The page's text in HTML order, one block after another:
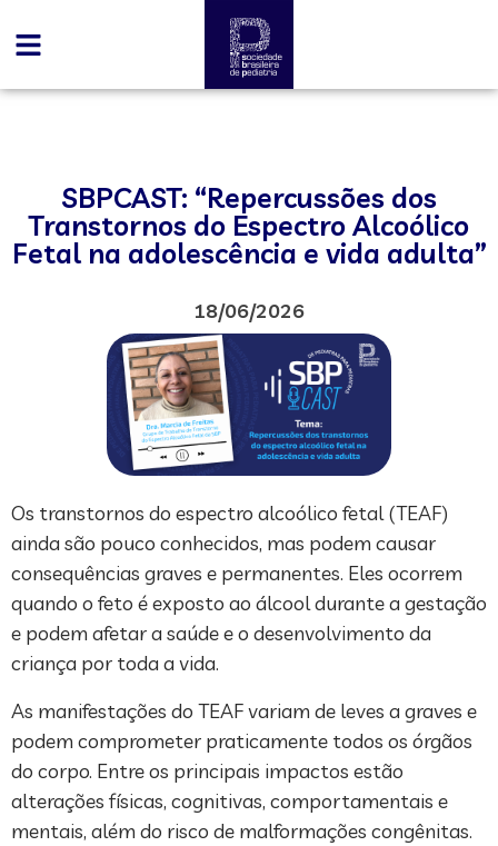
SBPCAST: “Repercussões dos
Transtornos do Espectro Alcoólico
Fetal na adolescência e vida adulta”
18/06/2026
Os transtornos do espectro alcoólico fetal (TEAF)
ainda são pouco conhecidos, mas podem causar
consequências graves e permanentes. Eles ocorrem
quando o feto é exposto ao álcool durante a gestação
e podem afetar a saúde e o desenvolvimento da
criança por toda a vida.
As manifestações do TEAF variam de leves a graves e
podem comprometer praticamente todos os órgãos
do corpo. Entre os principais impactos estão
alterações físicas, cognitivas, comportamentais e
mentais, além do risco de malformações congênitas.